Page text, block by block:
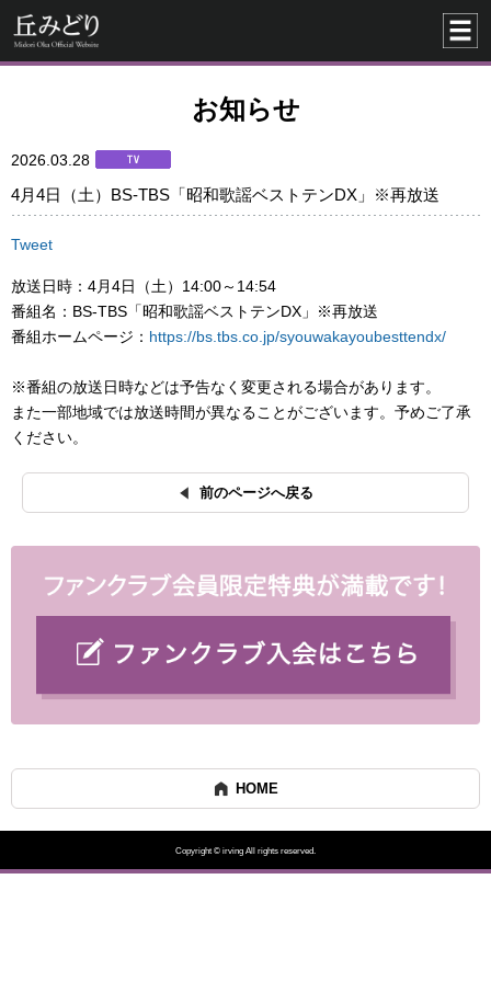
お知らせ
2026.03.28
4月4日（土）BS-TBS「昭和歌謡ベストテンDX」※再放送
Tweet
放送日時：4月4日（土）14:00～14:54
番組名：BS-TBS「昭和歌謡ベストテンDX」※再放送
番組ホームページ： https://bs.tbs.co.jp/syouwakayoubesttendx/
※番組の放送日時などは予告なく変更される場合があります。
また一部地域では放送時間が異なることがございます。予めご了承
ください。
前のページへ戻る
HOME
Copyright © irving All rights reserved.